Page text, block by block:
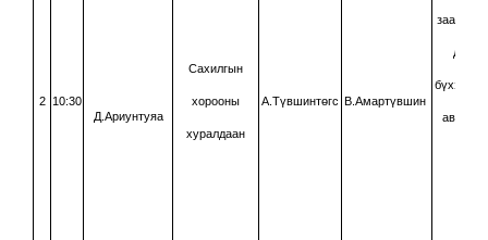
2
10:30
Д.Ариунтуяа
Сахилгын
хорооны
хуралдаан
А.Түвшинтөгс В.Амартүвшин
бүхэлд
авч,